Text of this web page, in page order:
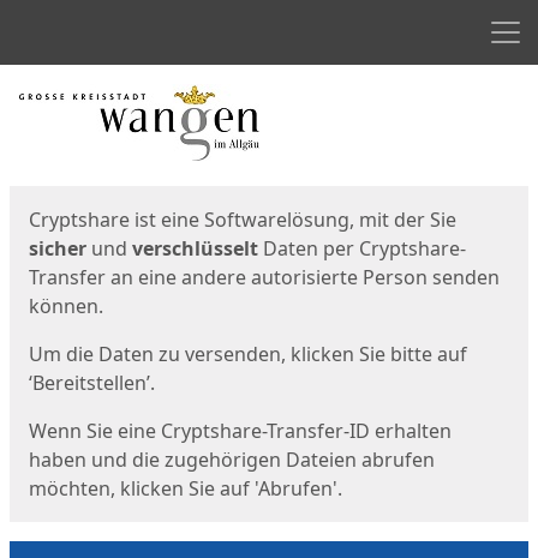
Start
Cryptshare ist eine Softwarelösung, mit der Sie
sicher und verschlüsselt Daten per Cryptshare-
Transfer an eine andere autorisierte Person senden
können.
Um die Daten zu versenden, klicken Sie bitte auf
‘Bereitstellen’.
Wenn Sie eine Cryptshare-Transfer-ID erhalten
haben und die zugehörigen Dateien abrufen
möchten, klicken Sie auf 'Abrufen'.